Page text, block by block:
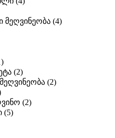
(4)
(2)
(2)
(2)
(5)